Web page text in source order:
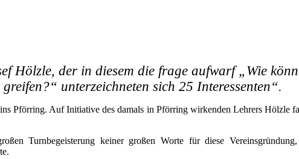
Hölzle, der in diesem die frage aufwarf „Wie
unterzeichneten sich 25 Interessenten“.
Pförring. Auf Initiative des damals in Pförring wirkenden Lehrers Hölzle
Turnbegeisterung keiner großen Worte für diese